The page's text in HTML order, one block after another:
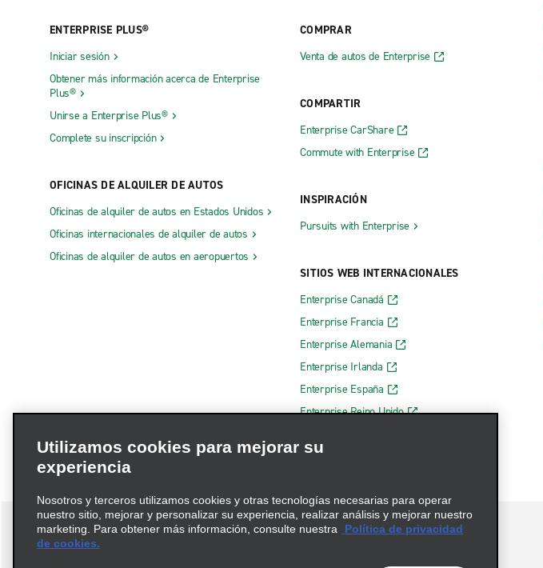
ENTERPRISE PLUS®
Iniciar sesión
Obtener más información acerca de Enterprise
Plus®
Unirse a Enterprise Plus®
Complete su inscripción
OFICINAS DE ALQUILER DE AUTOS
Oficinas de alquiler de autos en Estados Unidos
Oficinas internacionales de alquiler de autos
Oficinas de alquiler de autos en aeropuertos
COMPRAR
Venta de autos de Enterprise
COMPARTIR
Enterprise CarShare
Commute with Enterprise
INSPIRACIÓN
Pursuits with Enterprise
SITIOS WEB INTERNACIONALES
Enterprise Canadá
Enterprise Francia
Enterprise Alemania
Enterprise Irlanda
Enterprise España
Enterprise Reino Unido
Utilizamos cookies para mejorar su
experiencia
Nosotros y terceros utilizamos cookies y otras tecnologías necesarias para operar
nuestro sitio, mejorar y personalizar su experiencia, realizar análisis y mejorar nuestro
marketing. Para obtener más información, consulte nuestra
Política de privacidad
de cookies.